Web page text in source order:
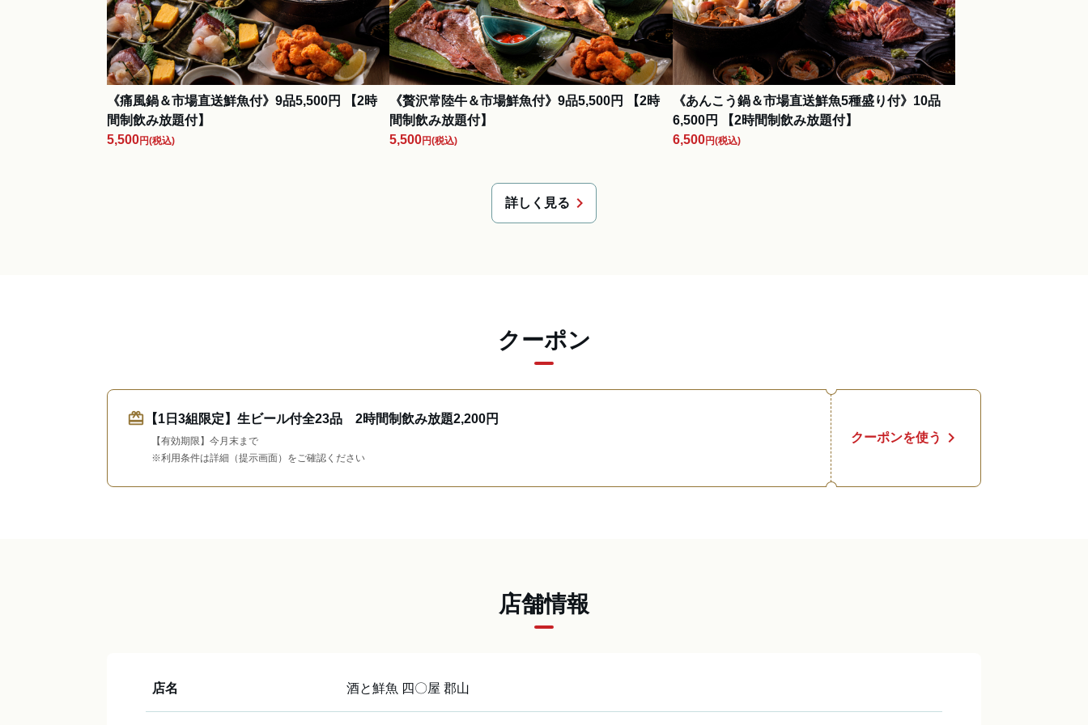
《痛風鍋＆市場直送鮮魚付》9品5,500円 【2時
間制飲み放題付】
5,500円(税込)
《贅沢常陸牛＆市場鮮魚付》9品5,500円 【2時
間制飲み放題付】
5,500円(税込)
《あんこう鍋＆市場直送鮮魚5種盛り付》10品
6,500円 【2時間制飲み放題付】
6,500円(税込)
詳しく見る chevron_right
クーポン
redeem 【1日3組限定】生ビール付全23品 2時間制飲み放題2,200円
【有効期限】今月末まで
※利用条件は詳細（提示画面）をご確認ください
クーポンを使う chevron_right
店舗情報
店名 酒と鮮魚 四〇屋 郡山